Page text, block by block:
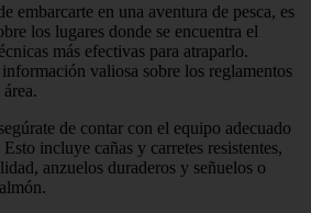
embarcarte en una aventura de pesca, es
los lugares donde se encuentra el
más efectivas para atraparlo.
valiosa sobre los reglamentos
de contar con el equipo adecuado
incluye cañas y carretes resistentes,
anzuelos duraderos y señuelos o